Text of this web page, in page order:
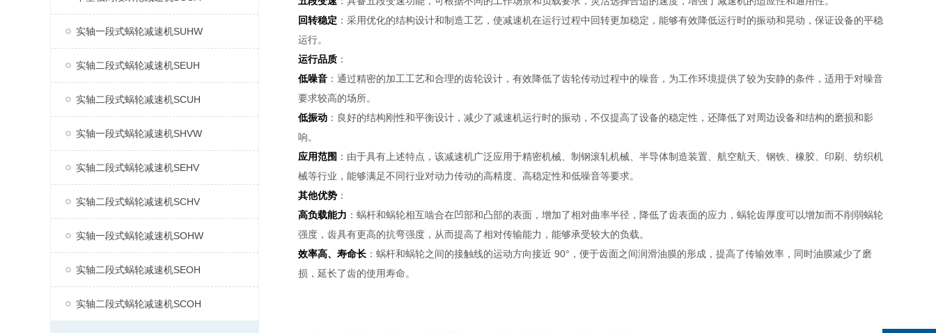
实轴一段式蜗轮减速机SUHW
实轴二段式蜗轮减速机SEUH
实轴二段式蜗轮减速机SCUH
实轴一段式蜗轮减速机SHVW
实轴二段式蜗轮减速机SEHV
实轴二段式蜗轮减速机SCHV
实轴一段式蜗轮减速机SOHW
实轴二段式蜗轮减速机SEOH
实轴二段式蜗轮减速机SCOH
回转稳定 ：采用优化的结构设计和制造工艺，使减速机在运行过程中回转更加稳定，能够有效降低运行时的振动和晃动，保证设备的平稳
运行。
运行品质 ：
低噪音 ：通过精密的加工工艺和合理的齿轮设计，有效降低了齿轮传动过程中的噪音，为工作环境提供了较为安静的条件，适用于对噪音
要求较高的场所。
低振动 ：良好的结构刚性和平衡设计，减少了减速机运行时的振动，不仅提高了设备的稳定性，还降低了对周边设备和结构的磨损和影
响。
应用范围 ：由于具有上述特点，该减速机广泛应用于精密机械、制钢滚轧机械、半导体制造装置、航空航天、钢铁、橡胶、印刷、纺织机
械等行业，能够满足不同行业对动力传动的高精度、高稳定性和低噪音等要求。
其他优势 ：
高负载能力 ：蜗杆和蜗轮相互啮合在凹部和凸部的表面，增加了相对曲率半径，降低了齿表面的应力，蜗轮齿厚度可以增加而不削弱蜗轮
强度，齿具有更高的抗弯强度，从而提高了相对传输能力，能够承受较大的负载。
效率高、寿命长 ：蜗杆和蜗轮之间的接触线的运动方向接近 90°，便于齿面之间润滑油膜的形成，提高了传输效率，同时油膜减少了磨
损，延长了齿的使用寿命。